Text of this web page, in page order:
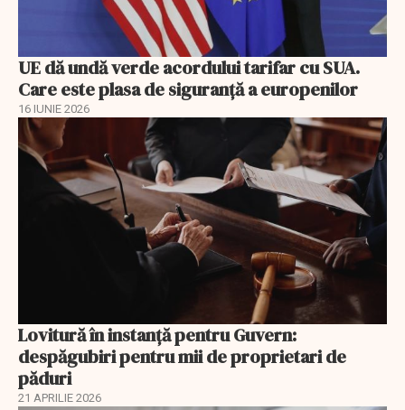
UE dă undă verde acordului tarifar cu SUA.
Care este plasa de siguranță a europenilor
16 IUNIE 2026
Lovitură în instanță pentru Guvern:
despăgubiri pentru mii de proprietari de
păduri
21 APRILIE 2026